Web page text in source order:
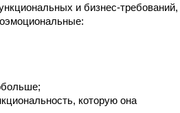
и бизнес-требований,
которую она